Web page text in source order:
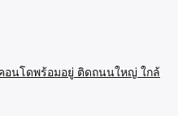
อนโดพร้อมอยู่ ติดถนนใหญ่ ใกล้